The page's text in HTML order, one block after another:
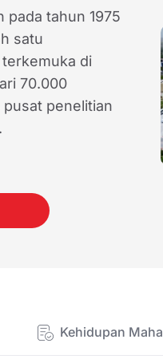
pada tahun 1975
satu
di
70.000
penelitian
Kehidupan